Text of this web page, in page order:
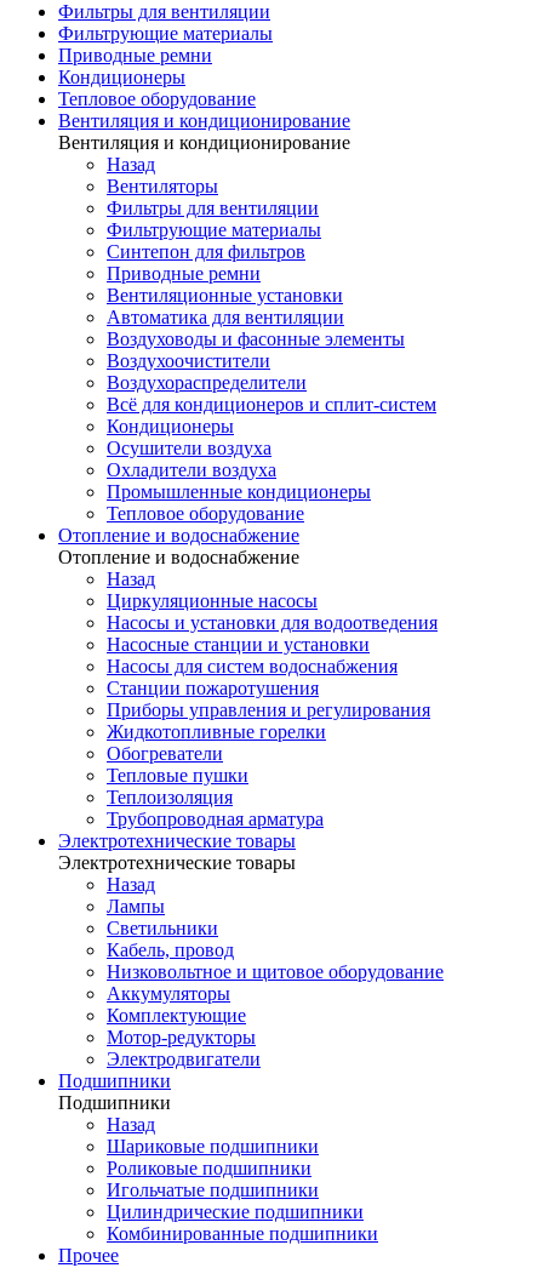
Фильтры для вентиляции
Фильтрующие материалы
Приводные ремни
Кондиционеры
Тепловое оборудование
Вентиляция и кондиционирование
Вентиляция и кондиционирование
Назад
Вентиляторы
Фильтры для вентиляции
Фильтрующие материалы
Синтепон для фильтров
Приводные ремни
Вентиляционные установки
Автоматика для вентиляции
Воздуховоды и фасонные элементы
Воздухоочистители
Воздухораспределители
Всё для кондиционеров и сплит-систем
Кондиционеры
Осушители воздуха
Охладители воздуха
Промышленные кондиционеры
Тепловое оборудование
Отопление и водоснабжение
Отопление и водоснабжение
Назад
Циркуляционные насосы
Насосы и установки для водоотведения
Насосные станции и установки
Насосы для систем водоснабжения
Станции пожаротушения
Приборы управления и регулирования
Жидкотопливные горелки
Обогреватели
Тепловые пушки
Теплоизоляция
Трубопроводная арматура
Электротехнические товары
Электротехнические товары
Назад
Лампы
Светильники
Кабель, провод
Низковольтное и щитовое оборудование
Аккумуляторы
Комплектующие
Мотор-редукторы
Электродвигатели
Подшипники
Подшипники
Назад
Шариковые подшипники
Роликовые подшипники
Игольчатые подшипники
Цилиндрические подшипники
Комбинированные подшипники
Прочее